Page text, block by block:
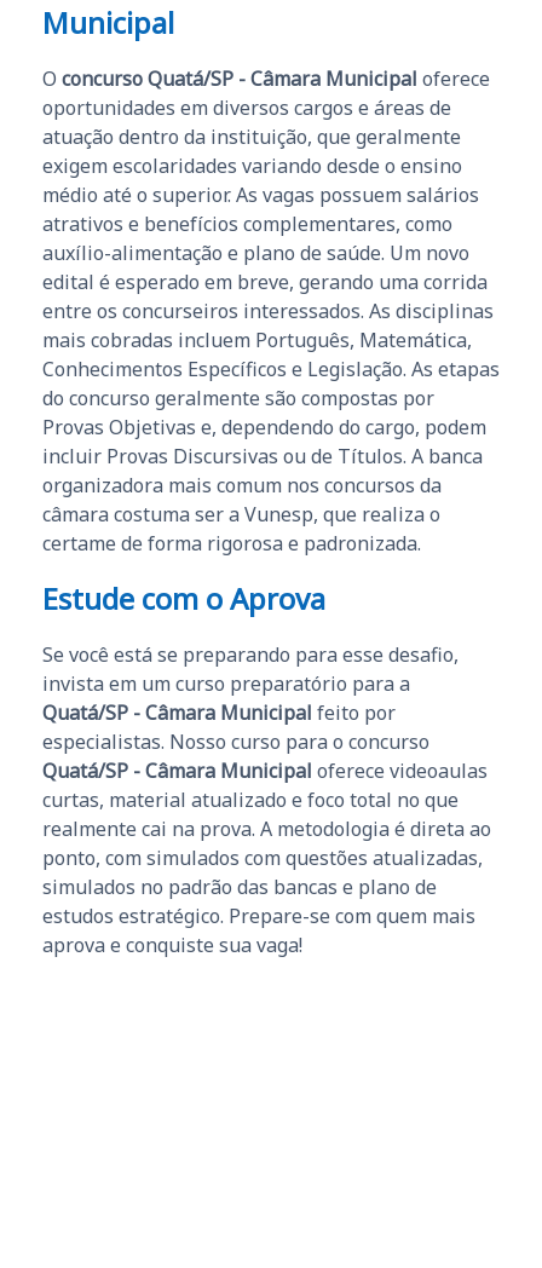
Municipal
O concurso Quatá/SP - Câmara Municipal oferece
oportunidades em diversos cargos e áreas de
atuação dentro da instituição, que geralmente
exigem escolaridades variando desde o ensino
médio até o superior. As vagas possuem salários
atrativos e benefícios complementares, como
auxílio-alimentação e plano de saúde. Um novo
edital é esperado em breve, gerando uma corrida
entre os concurseiros interessados. As disciplinas
mais cobradas incluem Português, Matemática,
Conhecimentos Específicos e Legislação. As etapas
do concurso geralmente são compostas por
Provas Objetivas e, dependendo do cargo, podem
incluir Provas Discursivas ou de Títulos. A banca
organizadora mais comum nos concursos da
câmara costuma ser a Vunesp, que realiza o
certame de forma rigorosa e padronizada.
Estude com o Aprova
Se você está se preparando para esse desafio,
invista em um curso preparatório para a
Quatá/SP - Câmara Municipal feito por
especialistas. Nosso curso para o concurso
Quatá/SP - Câmara Municipal oferece videoaulas
curtas, material atualizado e foco total no que
realmente cai na prova. A metodologia é direta ao
ponto, com simulados com questões atualizadas,
simulados no padrão das bancas e plano de
estudos estratégico. Prepare-se com quem mais
aprova e conquiste sua vaga!